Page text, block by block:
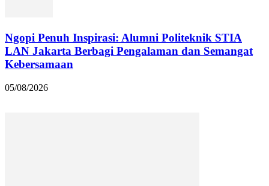
Ngopi Penuh Inspirasi: Alumni Politeknik STIA
LAN Jakarta Berbagi Pengalaman dan Semangat
Kebersamaan
05/08/2026